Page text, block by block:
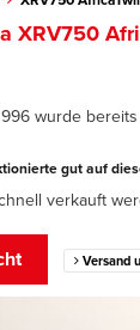
XRV750
wurde
gut auf
verkauft
Versand